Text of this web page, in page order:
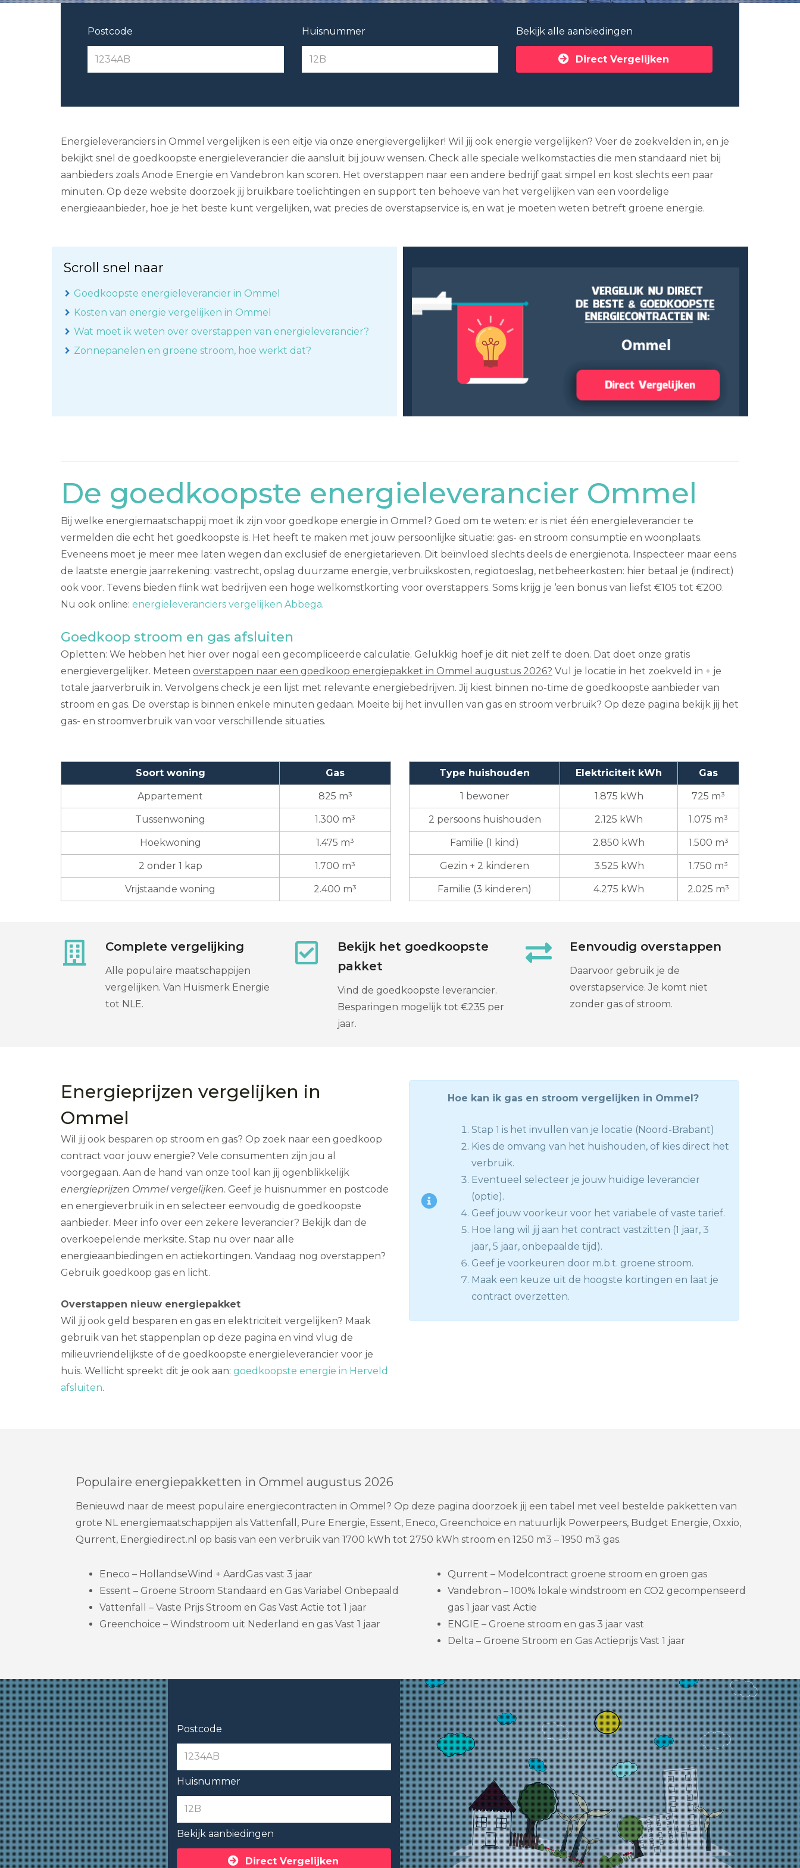
Postcode Huisnummer Bekijk alle aanbiedingen
Direct Vergelijken
Energieleveranciers in Ommel vergelijken is een eitje via onze energievergelijker! Wil jij ook energie vergelijken? Voer de zoekvelden in, en je
bekijkt snel de goedkoopste energieleverancier die aansluit bij jouw wensen. Check alle speciale welkomstacties die men standaard niet bij
aanbieders zoals Anode Energie en Vandebron kan scoren. Het overstappen naar een andere bedrijf gaat simpel en kost slechts een paar
minuten. Op deze website doorzoek jij bruikbare toelichtingen en support ten behoeve van het vergelijken van een voordelige
energieaanbieder, hoe je het beste kunt vergelijken, wat precies de overstapservice is, en wat je moeten weten betreft groene energie.
Scroll snel naar
Goedkoopste energieleverancier in Ommel
Kosten van energie vergelijken in Ommel
Wat moet ik weten over overstappen van energieleverancier?
Zonnepanelen en groene stroom, hoe werkt dat?
De goedkoopste energieleverancier Ommel
Bij welke energiemaatschappij moet ik zijn voor goedkope energie in Ommel? Goed om te weten: er is niet één energieleverancier te
vermelden die echt het goedkoopste is. Het heeft te maken met jouw persoonlijke situatie: gas- en stroom consumptie en woonplaats.
Eveneens moet je meer mee laten wegen dan exclusief de energietarieven. Dit beïnvloed slechts deels de energienota. Inspecteer maar eens
de laatste energie jaarrekening: vastrecht, opslag duurzame energie, verbruikskosten, regiotoeslag, netbeheerkosten: hier betaal je (indirect)
ook voor. Tevens bieden flink wat bedrijven een hoge welkomstkorting voor overstappers. Soms krijg je ‘een bonus van liefst €105 tot €200.
Nu ook online: energieleveranciers vergelijken Abbega.
Goedkoop stroom en gas afsluiten
Opletten: We hebben het hier over nogal een gecompliceerde calculatie. Gelukkig hoef je dit niet zelf te doen. Dat doet onze gratis
energievergelijker. Meteen overstappen naar een goedkoop energiepakket in Ommel augustus 2026? Vul je locatie in het zoekveld in + je
totale jaarverbruik in. Vervolgens check je een lijst met relevante energiebedrijven. Jij kiest binnen no-time de goedkoopste aanbieder van
stroom en gas. De overstap is binnen enkele minuten gedaan. Moeite bij het invullen van gas en stroom verbruik? Op deze pagina bekijk jij het
gas- en stroomverbruik van voor verschillende situaties.
Soort woning Gas
Appartement 825 m³
Tussenwoning 1.300 m³
Hoekwoning 1.475 m³
2 onder 1 kap 1.700 m³
Vrijstaande woning 2.400 m³
Type huishouden Elektriciteit kWh Gas
1 bewoner 1.875 kWh 725 m³
2 persoons huishouden 2.125 kWh 1.075 m³
Familie (1 kind) 2.850 kWh 1.500 m³
Gezin + 2 kinderen 3.525 kWh 1.750 m³
Familie (3 kinderen) 4.275 kWh 2.025 m³
Complete vergelijking
Alle populaire maatschappijen
vergelijken. Van Huismerk Energie
tot NLE.
Bekijk het goedkoopste
pakket
Vind de goedkoopste leverancier.
Besparingen mogelijk tot €235 per
jaar.
Eenvoudig overstappen
Daarvoor gebruik je de
overstapservice. Je komt niet
zonder gas of stroom.
Energieprijzen vergelijken in
Ommel
Wil jij ook besparen op stroom en gas? Op zoek naar een goedkoop
contract voor jouw energie? Vele consumenten zijn jou al
voorgegaan. Aan de hand van onze tool kan jij ogenblikkelijk
energieprijzen Ommel vergelijken. Geef je huisnummer en postcode
en energieverbruik in en selecteer eenvoudig de goedkoopste
aanbieder. Meer info over een zekere leverancier? Bekijk dan de
overkoepelende merksite. Stap nu over naar alle
energieaanbiedingen en actiekortingen. Vandaag nog overstappen?
Gebruik goedkoop gas en licht.
Overstappen nieuw energiepakket
Wil jij ook geld besparen en gas en elektriciteit vergelijken? Maak
gebruik van het stappenplan op deze pagina en vind vlug de
milieuvriendelijkste of de goedkoopste energieleverancier voor je
huis. Wellicht spreekt dit je ook aan: goedkoopste energie in Herveld
afsluiten.
Hoe kan ik gas en stroom vergelijken in Ommel?
Stap 1 is het invullen van je locatie (Noord-Brabant)
Kies de omvang van het huishouden, of kies direct het
verbruik.
Eventueel selecteer je jouw huidige leverancier
(optie).
Geef jouw voorkeur voor het variabele of vaste tarief.
Hoe lang wil jij aan het contract vastzitten (1 jaar, 3
jaar, 5 jaar, onbepaalde tijd).
Geef je voorkeuren door m.b.t. groene stroom.
Maak een keuze uit de hoogste kortingen en laat je
contract overzetten.
Populaire energiepakketten in Ommel augustus 2026
Benieuwd naar de meest populaire energiecontracten in Ommel? Op deze pagina doorzoek jij een tabel met veel bestelde pakketten van
grote NL energiemaatschappijen als Vattenfall, Pure Energie, Essent, Eneco, Greenchoice en natuurlijk Powerpeers, Budget Energie, Oxxio,
Qurrent, Energiedirect.nl op basis van een verbruik van 1700 kWh tot 2750 kWh stroom en 1250 m3 – 1950 m3 gas.
Eneco – HollandseWind + AardGas vast 3 jaar
Essent – Groene Stroom Standaard en Gas Variabel Onbepaald
Vattenfall – Vaste Prijs Stroom en Gas Vast Actie tot 1 jaar
Greenchoice – Windstroom uit Nederland en gas Vast 1 jaar
Qurrent – Modelcontract groene stroom en groen gas
Vandebron – 100% lokale windstroom en CO2 gecompenseerd
gas 1 jaar vast Actie
ENGIE – Groene stroom en gas 3 jaar vast
Delta – Groene Stroom en Gas Actieprijs Vast 1 jaar
Postcode
Huisnummer
Bekijk aanbiedingen
Direct Vergelijken